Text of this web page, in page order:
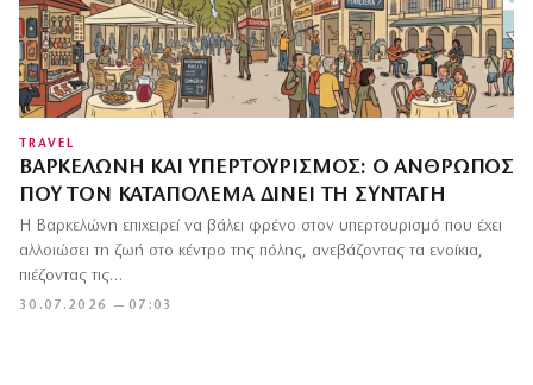
TRAVEL
ΒΑΡΚΕΛΏΝΗ ΚΑΙ ΥΠΕΡΤΟΥΡΙΣΜΌΣ: Ο ΆΝΘΡΩΠΟΣ
ΠΟΥ ΤΟΝ ΚΑΤΑΠΟΛΕΜΆ ΔΊΝΕΙ ΤΗ ΣΥΝΤΑΓΉ
30.07.2026 — 07:03
Η Βαρκελώνη επιχειρεί να βάλει φρένο στον υπερτουρισμό που έχει
αλλοιώσει τη ζωή στο κέντρο της πόλης, ανεβάζοντας τα ενοίκια,
πιέζοντας τις…